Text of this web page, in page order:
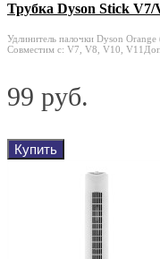
Трубка Dyson Stick V7/
Удлинитель палочки Dyson
Совместим с: V7, V8, V10,
99 руб.
Купить